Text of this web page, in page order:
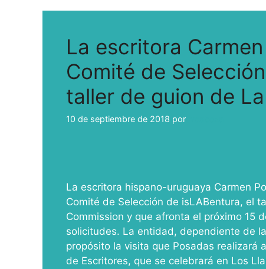
La escritora
Comité de
taller de guion de
10 de septiembre de 2018 por
La escritora hispano-uruguaya Carmen
Comité de Selección de isLABentura, el
Commission y que afronta el próximo 15
solicitudes. La entidad, dependiente de
propósito la visita que Posadas realizará
de Escritores, que se celebrará en Los